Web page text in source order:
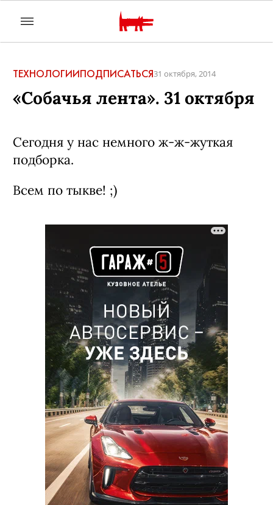
ТЕХНОЛОГИИПОДПИСАТЬСЯ31 октября, 2014
«Собачья лента». 31 октября
Сегодня у нас немного ж-ж-жуткая
подборка.
Всем по тыкве! ;)